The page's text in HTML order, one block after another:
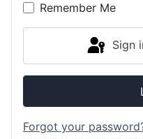
Remember Me
Sign
Forgot your